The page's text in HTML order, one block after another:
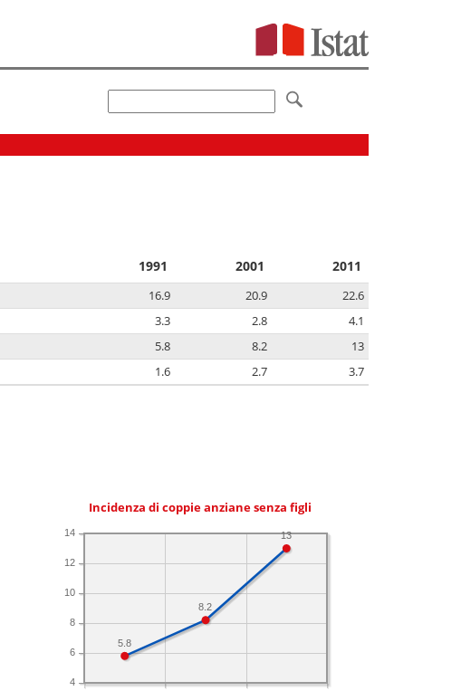
1991 2001 2011
16.9 20.9
22.6
3.3 2.8
4.1
5.8 8.2
13
1.6 2.7 3.7
Incidenza di coppie anziane senza figli
4
6
8
10
12
14 13
8.2
5.8